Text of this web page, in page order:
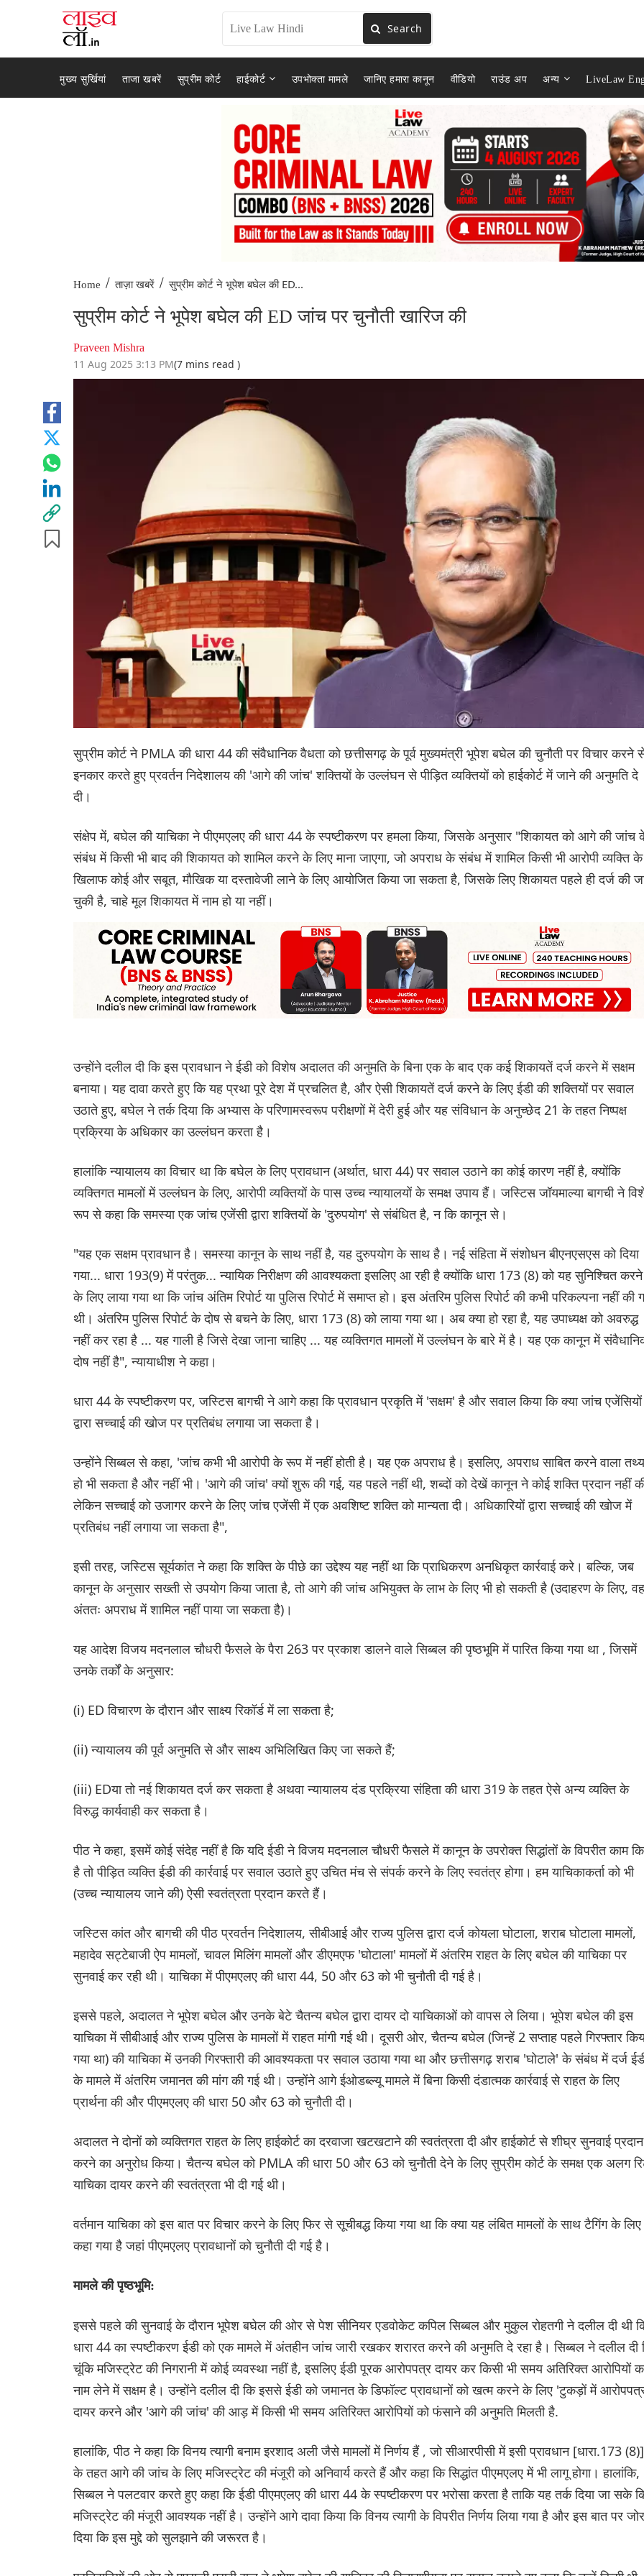
Search
मुख्य सुर्खियां ताजा खबरें सुप्रीम कोर्ट हाईकोर्ट उपभोक्ता मामले जानिए हमारा कानून वीडियो राउंड अप अन्य LiveLaw
Home / ताज़ा खबरें / सुप्रीम कोर्ट ने भूपेश बघेल की ED...
सुप्रीम कोर्ट ने भूपेश बघेल की ED जांच पर चुनौती खारिज की
Praveen Mishra
11 Aug 2025 3:13 PM(7 mins read )
सुप्रीम कोर्ट ने PMLA की धारा 44 की संवैधानिक वैधता को छत्तीसगढ़ के पूर्व मुख्यमंत्री भूपेश बघेल की चुनौती पर विचार करने
इनकार करते हुए प्रवर्तन निदेशालय की 'आगे की जांच' शक्तियों के उल्लंघन से पीड़ित व्यक्तियों को हाईकोर्ट में जाने की अनुमति दे
दी।
संक्षेप में, बघेल की याचिका ने पीएमएलए की धारा 44 के स्पष्टीकरण पर हमला किया, जिसके अनुसार "शिकायत को आगे की जांच
संबंध में किसी भी बाद की शिकायत को शामिल करने के लिए माना जाएगा, जो अपराध के संबंध में शामिल किसी भी आरोपी व्यक्ति के
खिलाफ कोई और सबूत, मौखिक या दस्तावेजी लाने के लिए आयोजित किया जा सकता है, जिसके लिए शिकायत पहले ही दर्ज की
चुकी है, चाहे मूल शिकायत में नाम हो या नहीं।
उन्होंने दलील दी कि इस प्रावधान ने ईडी को विशेष अदालत की अनुमति के बिना एक के बाद एक कई शिकायतें दर्ज करने में सक्षम
बनाया। यह दावा करते हुए कि यह प्रथा पूरे देश में प्रचलित है, और ऐसी शिकायतें दर्ज करने के लिए ईडी की शक्तियों पर सवाल
उठाते हुए, बघेल ने तर्क दिया कि अभ्यास के परिणामस्वरूप परीक्षणों में देरी हुई और यह संविधान के अनुच्छेद 21 के तहत निष्पक्ष
प्रक्रिया के अधिकार का उल्लंघन करता है।
हालांकि न्यायालय का विचार था कि बघेल के लिए प्रावधान (अर्थात, धारा 44) पर सवाल उठाने का कोई कारण नहीं है, क्योंकि
व्यक्तिगत मामलों में उल्लंघन के लिए, आरोपी व्यक्तियों के पास उच्च न्यायालयों के समक्ष उपाय हैं। जस्टिस जॉयमाल्या बागची ने
रूप से कहा कि समस्या एक जांच एजेंसी द्वारा शक्तियों के 'दुरुपयोग' से संबंधित है, न कि कानून से।
"यह एक सक्षम प्रावधान है। समस्या कानून के साथ नहीं है, यह दुरुपयोग के साथ है। नई संहिता में संशोधन बीएनएसएस को दिया
गया... धारा 193(9) में परंतुक... न्यायिक निरीक्षण की आवश्यकता इसलिए आ रही है क्योंकि धारा 173 (8) को यह सुनिश्चित करने
के लिए लाया गया था कि जांच अंतिम रिपोर्ट या पुलिस रिपोर्ट में समाप्त हो। इस अंतरिम पुलिस रिपोर्ट की कभी परिकल्पना नहीं की
थी। अंतरिम पुलिस रिपोर्ट के दोष से बचने के लिए, धारा 173 (8) को लाया गया था। अब क्या हो रहा है, यह उपाध्यक्ष को अवरुद्ध
नहीं कर रहा है ... यह गाली है जिसे देखा जाना चाहिए ... यह व्यक्तिगत मामलों में उल्लंघन के बारे में है। यह एक कानून में
दोष नहीं है", न्यायाधीश ने कहा।
धारा 44 के स्पष्टीकरण पर, जस्टिस बागची ने आगे कहा कि प्रावधान प्रकृति में 'सक्षम' है और सवाल किया कि क्या जांच एजेंसियों
द्वारा सच्चाई की खोज पर प्रतिबंध लगाया जा सकता है।
उन्होंने सिब्बल से कहा, 'जांच कभी भी आरोपी के रूप में नहीं होती है। यह एक अपराध है। इसलिए, अपराध साबित करने वाला तथ्य
हो भी सकता है और नहीं भी। 'आगे की जांच' क्यों शुरू की गई, यह पहले नहीं थी, शब्दों को देखें कानून ने कोई शक्ति प्रदान नहीं
लेकिन सच्चाई को उजागर करने के लिए जांच एजेंसी में एक अवशिष्ट शक्ति को मान्यता दी। अधिकारियों द्वारा सच्चाई की खोज में
प्रतिबंध नहीं लगाया जा सकता है",
इसी तरह, जस्टिस सूर्यकांत ने कहा कि शक्ति के पीछे का उद्देश्य यह नहीं था कि प्राधिकरण अनधिकृत कार्रवाई करे। बल्कि, जब
कानून के अनुसार सख्ती से उपयोग किया जाता है, तो आगे की जांच अभियुक्त के लाभ के लिए भी हो सकती है (उदाहरण के लिए, वह
अंततः अपराध में शामिल नहीं पाया जा सकता है)।
यह आदेश विजय मदनलाल चौधरी फैसले के पैरा 263 पर प्रकाश डालने वाले सिब्बल की पृष्ठभूमि में पारित किया गया था , जिसमें
उनके तर्कों के अनुसार:
(i) ED विचारण के दौरान और साक्ष्य रिकॉर्ड में ला सकता है;
(ii) न्यायालय की पूर्व अनुमति से और साक्ष्य अभिलिखित किए जा सकते हैं;
(iii) EDया तो नई शिकायत दर्ज कर सकता है अथवा न्यायालय दंड प्रक्रिया संहिता की धारा 319 के तहत ऐसे अन्य व्यक्ति के
विरुद्ध कार्यवाही कर सकता है।
पीठ ने कहा, इसमें कोई संदेह नहीं है कि यदि ईडी ने विजय मदनलाल चौधरी फैसले में कानून के उपरोक्त सिद्धांतों के विपरीत काम
है तो पीड़ित व्यक्ति ईडी की कार्रवाई पर सवाल उठाते हुए उचित मंच से संपर्क करने के लिए स्वतंत्र होगा। हम याचिकाकर्ता को भी
(उच्च न्यायालय जाने की) ऐसी स्वतंत्रता प्रदान करते हैं।
जस्टिस कांत और बागची की पीठ प्रवर्तन निदेशालय, सीबीआई और राज्य पुलिस द्वारा दर्ज कोयला घोटाला, शराब घोटाला मामलों,
महादेव सट्टेबाजी ऐप मामलों, चावल मिलिंग मामलों और डीएमएफ 'घोटाला' मामलों में अंतरिम राहत के लिए बघेल की याचिका पर
सुनवाई कर रही थी। याचिका में पीएमएलए की धारा 44, 50 और 63 को भी चुनौती दी गई है।
इससे पहले, अदालत ने भूपेश बघेल और उनके बेटे चैतन्य बघेल द्वारा दायर दो याचिकाओं को वापस ले लिया। भूपेश बघेल की इस
याचिका में सीबीआई और राज्य पुलिस के मामलों में राहत मांगी गई थी। दूसरी ओर, चैतन्य बघेल (जिन्हें 2 सप्ताह पहले गिरफ्तार
गया था) की याचिका में उनकी गिरफ्तारी की आवश्यकता पर सवाल उठाया गया था और छत्तीसगढ़ शराब 'घोटाले' के संबंध में दर्ज
के मामले में अंतरिम जमानत की मांग की गई थी। उन्होंने आगे ईओडब्ल्यू मामले में बिना किसी दंडात्मक कार्रवाई से राहत के लिए
प्रार्थना की और पीएमएलए की धारा 50 और 63 को चुनौती दी।
अदालत ने दोनों को व्यक्तिगत राहत के लिए हाईकोर्ट का दरवाजा खटखटाने की स्वतंत्रता दी और हाईकोर्ट से शीघ्र सुनवाई प्रदान
करने का अनुरोध किया। चैतन्य बघेल को PMLA की धारा 50 और 63 को चुनौती देने के लिए सुप्रीम कोर्ट के समक्ष एक अलग
याचिका दायर करने की स्वतंत्रता भी दी गई थी।
वर्तमान याचिका को इस बात पर विचार करने के लिए फिर से सूचीबद्ध किया गया था कि क्या यह लंबित मामलों के साथ टैगिंग के लिए
कहा गया है जहां पीएमएलए प्रावधानों को चुनौती दी गई है।
मामले की पृष्ठभूमि:
इससे पहले की सुनवाई के दौरान भूपेश बघेल की ओर से पेश सीनियर एडवोकेट कपिल सिब्बल और मुकुल रोहतगी ने दलील दी थी
धारा 44 का स्पष्टीकरण ईडी को एक मामले में अंतहीन जांच जारी रखकर शरारत करने की अनुमति दे रहा है। सिब्बल ने दलील दी
चूंकि मजिस्ट्रेट की निगरानी में कोई व्यवस्था नहीं है, इसलिए ईडी पूरक आरोपपत्र दायर कर किसी भी समय अतिरिक्त आरोपियों
नाम लेने में सक्षम है। उन्होंने दलील दी कि इससे ईडी को जमानत के डिफॉल्ट प्रावधानों को खत्म करने के लिए 'टुकड़ों में
दायर करने और 'आगे की जांच' की आड़ में किसी भी समय अतिरिक्त आरोपियों को फंसाने की अनुमति मिलती है.
हालांकि, पीठ ने कहा कि विनय त्यागी बनाम इरशाद अली जैसे मामलों में निर्णय हैं , जो सीआरपीसी में इसी प्रावधान [धारा.173 (8)]
के तहत आगे की जांच के लिए मजिस्ट्रेट की मंजूरी को अनिवार्य करते हैं और कहा कि सिद्धांत पीएमएलए में भी लागू होगा। हालांकि,
सिब्बल ने पलटवार करते हुए कहा कि ईडी पीएमएलए की धारा 44 के स्पष्टीकरण पर भरोसा करता है ताकि यह तर्क दिया जा सके
मजिस्ट्रेट की मंजूरी आवश्यक नहीं है। उन्होंने आगे दावा किया कि विनय त्यागी के विपरीत निर्णय लिया गया है और इस बात पर जोर
दिया कि इस मुद्दे को सुलझाने की जरूरत है।